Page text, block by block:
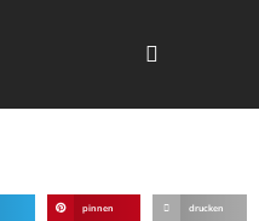
pinnen drucken